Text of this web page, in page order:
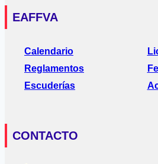
EAFFVA
Calendario
Reglamentos
Escuderías
CONTACTO